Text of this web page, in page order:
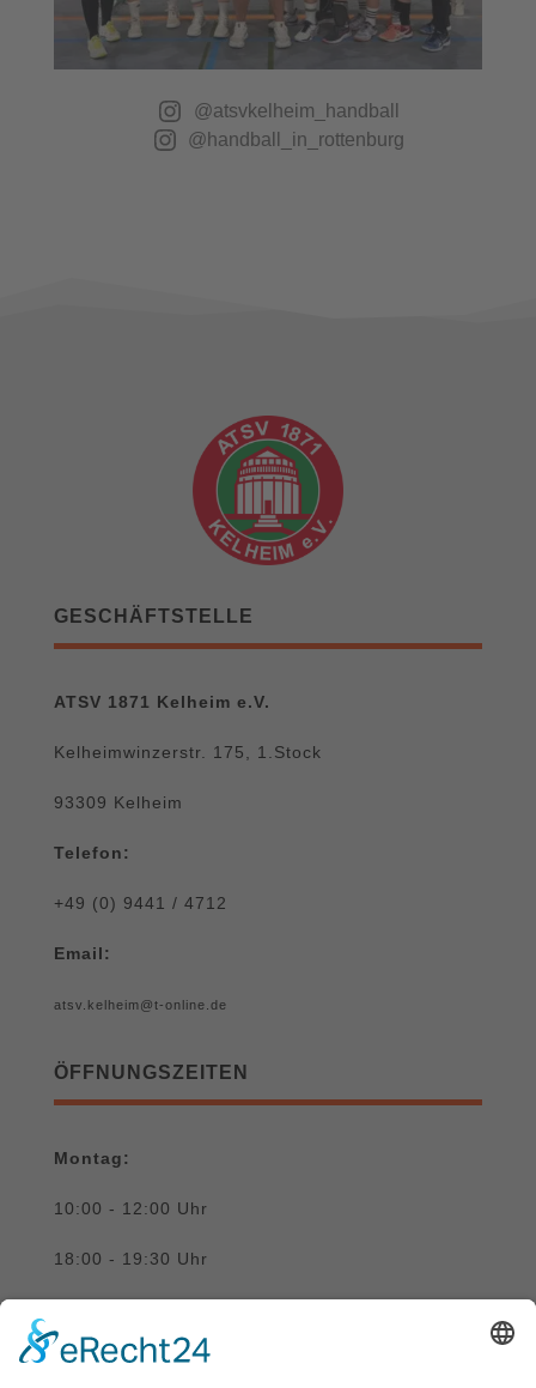
@atsvkelheim_handball
@handball_in_rottenburg
GESCHÄFTSTELLE
ATSV 1871 Kelheim e.V.
Kelheimwinzerstr. 175, 1.Stock
93309 Kelheim
Telefon:
+49 (0) 9441 / 4712
Email:
atsv.kelheim@t-online.de
ÖFFNUNGSZEITEN
Montag:
10:00 - 12:00 Uhr
18:00 - 19:30 Uhr
Donnerstag: